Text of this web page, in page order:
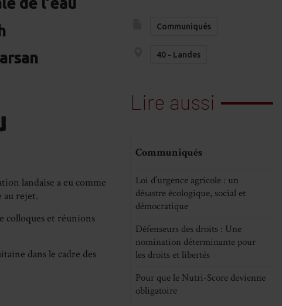
landaise a eu comme
au rejet.
colloques et réunions
dans le cadre des
Communiqués
40 - Landes
Lire aussi
Communiqués
Loi d’urgence agricole : un
désastre écologique, social et
démocratique
Défenseurs des droits : Une
nomination déterminante pour
les droits et libertés
Pour que le Nutri-Score devienne
obligatoire